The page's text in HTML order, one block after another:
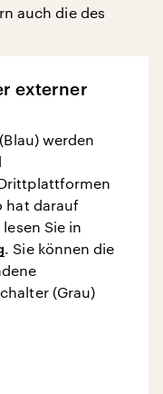
auch die des
externer
werden
hat darauf
Sie in
. Sie können die
(Grau)